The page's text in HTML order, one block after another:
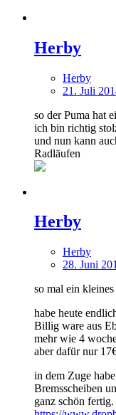
Herby
Herby
21. Juli
so der Puma hat
ich bin richtig
und nun kann
Radläufen
Herby
Herby
28. Juni
so mal ein
habe heute
Billig ware aus
mehr wie 4
aber dafür nur
in dem Zuge
Bremsscheiben
ganz schön fertig.